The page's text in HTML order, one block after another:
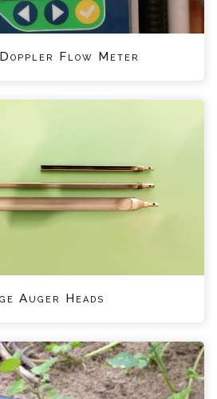
Flow Meter
Auger Heads